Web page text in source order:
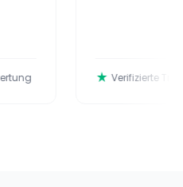
Verifizierte Trustpilot-